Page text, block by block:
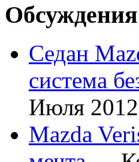
Обсуждения
Седан
система
Июля 2012
Mazda